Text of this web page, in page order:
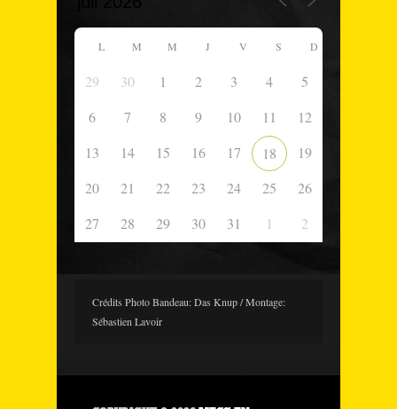
L M M J V S D
29 30 1 2 3 4
5
6
7 8 9 10 11
12
13
14 15 16 17 18
19
20
21 22 23 24 25
26
27
28 29 30 31 1 2
Crédits Photo Bandeau: Das Knup / Montage:
Sébastien Lavoir